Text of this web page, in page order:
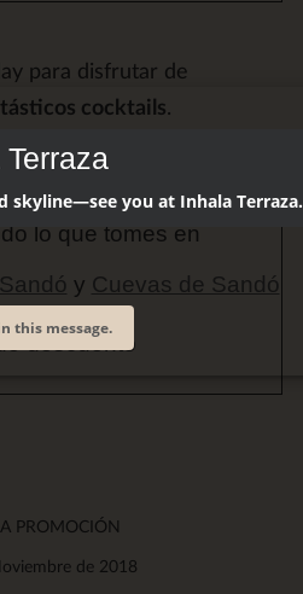
para disfrutar de
cocktails.
lo que tomes en
y Cuevas de Sandó
de descuento
PROMOCIÓN
de 2018
skyline—see you at Inhala Terraza.
this message.